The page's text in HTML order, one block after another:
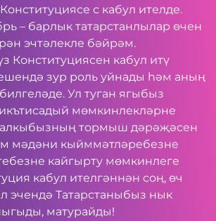
с кабул ителде.
– барлык татарстанлылар өчен
эчтәлекле бәйрәм.
Конституциясен кабул итү
зур роль уйнады һәм аның
Ул туган ягыбыз
мөмкинлекләрне
тормыш дәрәҗәсен
мәдәни кыйммәтләребезне
кайгырту мөмкинлеге
кабул ителгәннән соң, өч
эчендә Татарстаныбыз нык
матурайды!